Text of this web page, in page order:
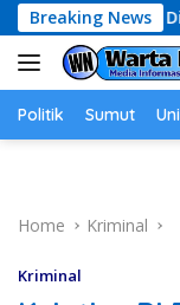
Skip
to
content
Breaking News
Disorot
Politik Sumut
Home Kriminal
Kriminal